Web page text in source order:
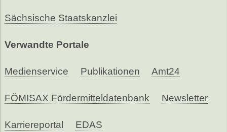
Sächsische Staatskanzlei
Verwandte Portale
Medienservice Publikationen Amt24
FÖMISAX Fördermitteldatenbank Newsletter
Karriereportal EDAS